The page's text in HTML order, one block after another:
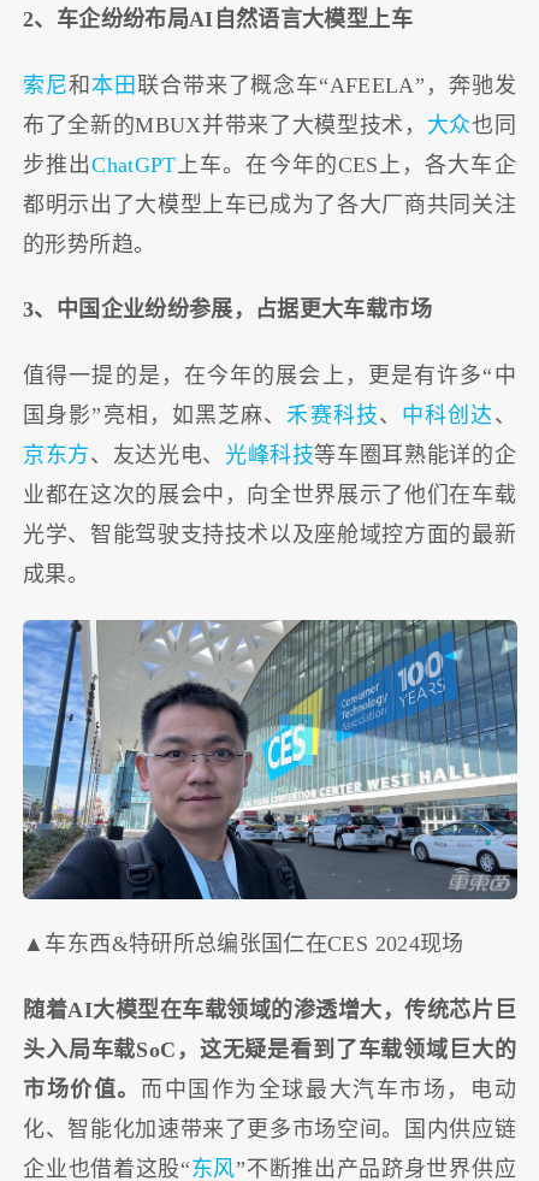
2、车企纷纷布局AI自然语言大模型上车
索尼和 本田 联合带来了概念车“AFEELA”，奔驰发
布了全新的MBUX并带来了大模型技术， 大众也同
步推出ChatGPT 上车。在今年的CES上，各大车企
都明示出了大模型上车已成为了各大厂商共同关注
的形势所趋。
3、中国企业纷纷参展，占据更大车载市场
值得一提的是，在今年的展会上，更是有许多“中
国身影”亮相，如黑芝麻、 禾赛科技、 中科创达 、
京东方、友达光电、 光峰科技等车圈耳熟能详的企
业都在这次的展会中，向全世界展示了他们在车载
光学、智能驾驶支持技术以及座舱域控方面的最新
成果。
▲车东西&特研所总编张国仁在CES 2024现场
随着AI大模型在车载领域的渗透增大，传统芯片巨
头入局车载SoC，这无疑是看到了车载领域巨大的
市场价值。 而中国作为全球最大汽车市场，电动
化、智能化加速带来了更多市场空间。国内供应链
企业也借着这股“东风”不断推出产品跻身世界供应